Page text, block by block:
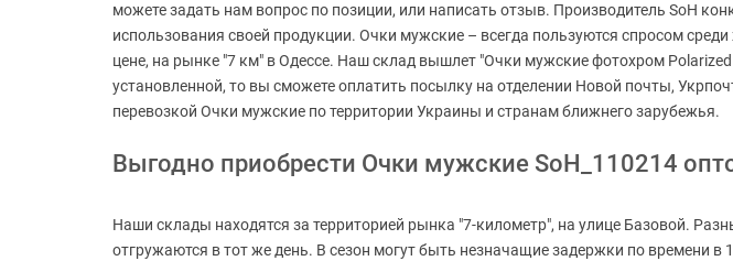
можете задать нам вопрос по позиции, или написать отзыв. Производитель SoH
использования своей продукции. Очки мужские – всегда пользуются спросом
цене, на рынке "7 км" в Одессе. Наш склад вышлет "Очки мужские фотохром
установленной, то вы сможете оплатить посылку на отделении Новой почты,
перевозкой Очки мужские по территории Украины и странам ближнего зарубежья.
Выгодно приобрести Очки мужские SoH_110214
Наши склады находятся за территорией рынка "7-километр", на улице Базовой.
отгружаются в тот же день. В сезон могут быть незначащие задержки по времени